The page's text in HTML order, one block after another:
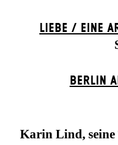
LIEBE / EINE
BERLIN
Karin Lind, seine